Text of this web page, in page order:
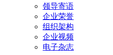
领导寄语
企业荣誉
组织架构
企业视频
电子杂志